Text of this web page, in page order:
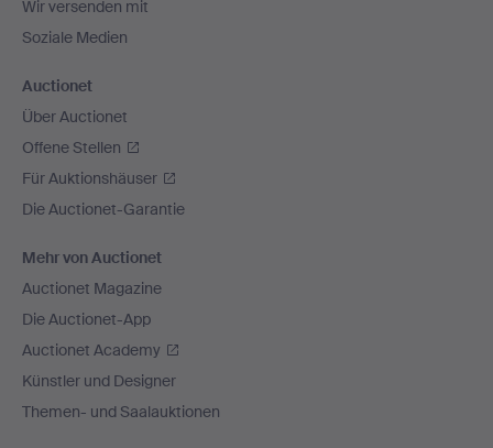
Wir versenden mit
Soziale Medien
Auctionet
Über Auctionet
Offene Stellen
Für Auktionshäuser
Die Auctionet-Garantie
Mehr von Auctionet
Auctionet Magazine
Die Auctionet-App
Auctionet Academy
Künstler und Designer
Themen- und Saalauktionen